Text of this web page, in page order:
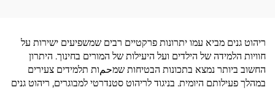
ריהוט גנים מביא עמו יתרונות פרקטיים רבים שמשפיעים ישירות על
חוויות הלמידה של הילדים ועל היעילות של המורים בחינוך. היתרון
החשוב ביותר נמצא בתכונות הבטיחות שמحمות תלמידים צעירים
במהלך פעילותם היומית. בניגוד לריהוט סטנדרטי למבוגרים, ריהוט גנים